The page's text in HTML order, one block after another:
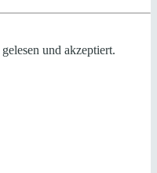
gelesen und akzeptiert.